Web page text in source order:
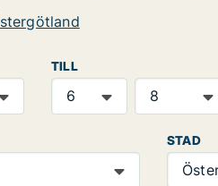
TILL
STAD